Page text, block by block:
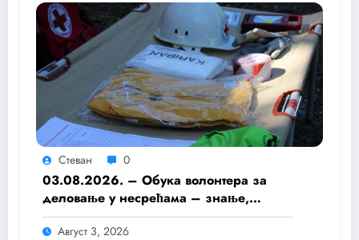
Стеван 0
03.08.2026. – Обука волонтера за
деловање у несрећама – знање,
припремљеност и хуманост као темељ
безбедније заједнице
Август 3, 2026